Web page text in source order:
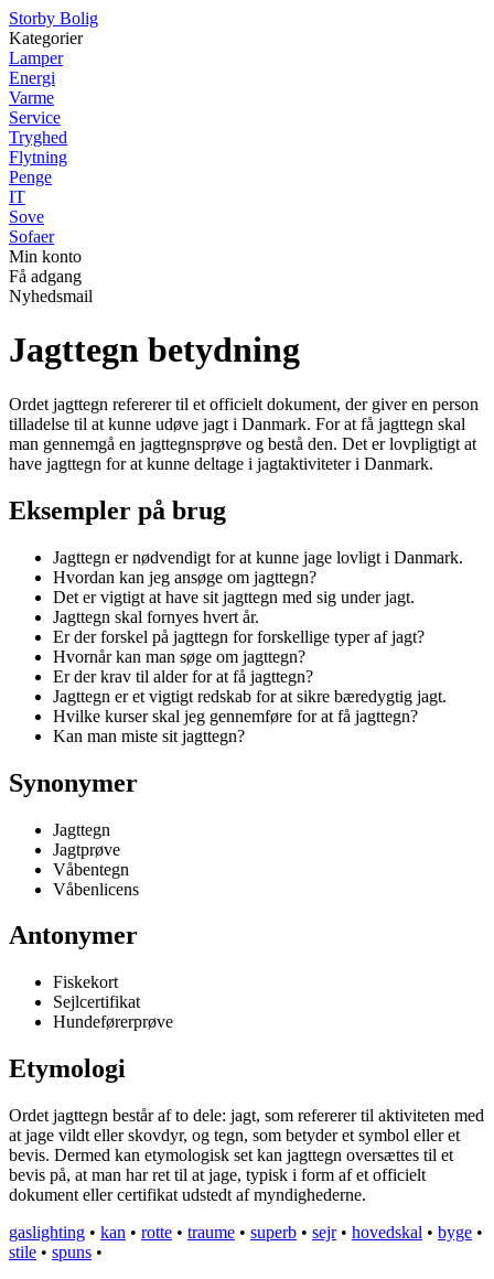
Storby Bolig
Kategorier
Lamper
Energi
Varme
Service
Tryghed
Flytning
Penge
IT
Sove
Sofaer
Min konto
Få adgang
Nyhedsmail
Jagttegn betydning
Ordet jagttegn refererer til et officielt dokument, der giver en person
tilladelse til at kunne udøve jagt i Danmark. For at få jagttegn skal
man gennemgå en jagttegnsprøve og bestå den. Det er lovpligtigt at
have jagttegn for at kunne deltage i jagtaktiviteter i Danmark.
Eksempler på brug
Jagttegn er nødvendigt for at kunne jage lovligt i Danmark.
Hvordan kan jeg ansøge om jagttegn?
Det er vigtigt at have sit jagttegn med sig under jagt.
Jagttegn skal fornyes hvert år.
Er der forskel på jagttegn for forskellige typer af jagt?
Hvornår kan man søge om jagttegn?
Er der krav til alder for at få jagttegn?
Jagttegn er et vigtigt redskab for at sikre bæredygtig jagt.
Hvilke kurser skal jeg gennemføre for at få jagttegn?
Kan man miste sit jagttegn?
Synonymer
Jagttegn
Jagtprøve
Våbentegn
Våbenlicens
Antonymer
Fiskekort
Sejlcertifikat
Hundeførerprøve
Etymologi
Ordet jagttegn består af to dele: jagt, som refererer til aktiviteten med
at jage vildt eller skovdyr, og tegn, som betyder et symbol eller et
bevis. Dermed kan etymologisk set kan jagttegn oversættes til et
bevis på, at man har ret til at jage, typisk i form af et officielt
dokument eller certifikat udstedt af myndighederne.
gaslighting • kan • rotte • traume • superb • sejr• hovedskal • byge •
stile • spuns •